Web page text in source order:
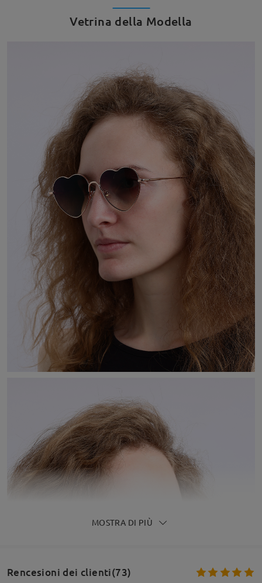
Vetrina della Modella
MOSTRA DI PIÙ
Rencesioni dei clienti(73)